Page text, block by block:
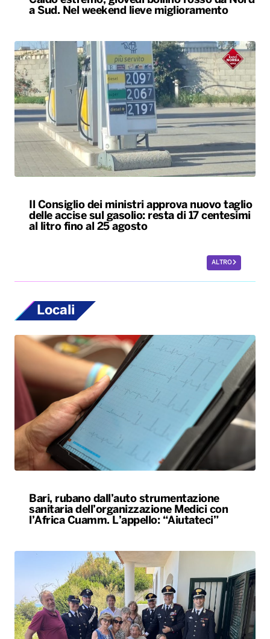
a Sud. Nel weekend lieve miglioramento
Il Consiglio dei ministri approva nuovo taglio
delle accise sul gasolio: resta di 17 centesimi
al litro fino al 25 agosto
ALTRO
Locali
Bari, rubano dall’auto strumentazione
sanitaria dell’organizzazione Medici con
l’Africa Cuamm. L’appello: “Aiutateci”